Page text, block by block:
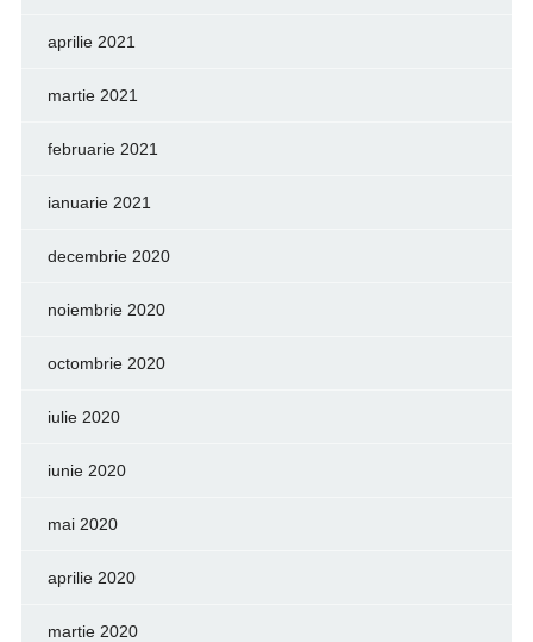
aprilie 2021
martie 2021
februarie 2021
ianuarie 2021
decembrie 2020
noiembrie 2020
octombrie 2020
iulie 2020
iunie 2020
mai 2020
aprilie 2020
martie 2020